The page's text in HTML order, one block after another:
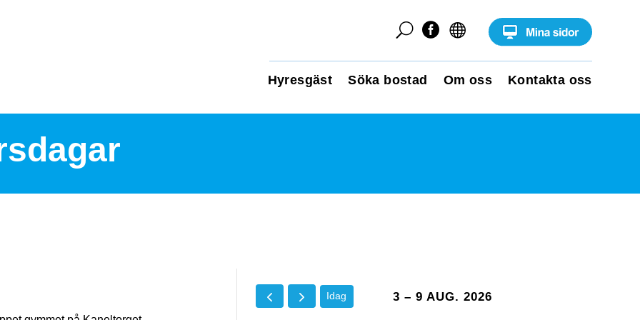


U
Hyresgäst Söka bostad Om oss Kontakta oss
Idag 3 – 9 AUG. 2026